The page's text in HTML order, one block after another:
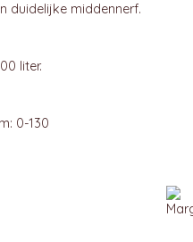
duidelijke middennerf.
liter.
0-130